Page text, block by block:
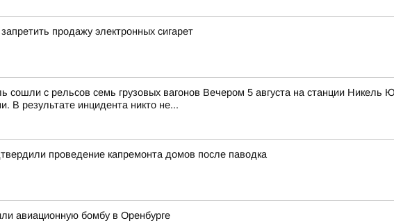
продажу электронных сигарет
сошли с рельсов семь грузовых вагонов Вечером 5 августа на станции
В результате инцидента никто не...
проведение капремонта домов после паводка
авиационную бомбу в Оренбурге